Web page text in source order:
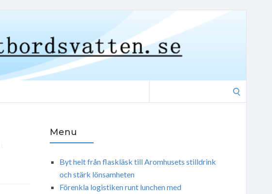
Menu
Byt helt från flaskläsk till Aromhusets stilldrink
och stärk lönsamheten
Förenkla logistiken runt lunchen med